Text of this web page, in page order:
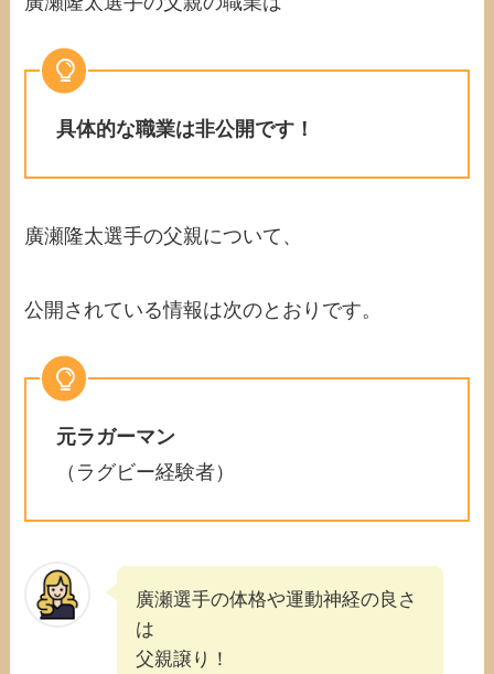
具体的な職業は非公開です！
廣瀬隆太選手の父親について、
公開されている情報は次のとおりです。
元ラガーマン
（ラグビー経験者）
廣瀬選手の体格や運動神経の良さ
は
父親譲り！